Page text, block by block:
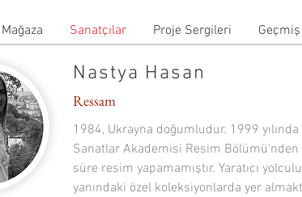
Mağaza Sanatçılar Proje Sergileri
Nastya Hasan
Ressam
1984, Ukrayna doğumludur. 1999
Sanatlar Akademisi Resim
süre resim yapamamıştır. Yaratıcı
yanındaki özel koleksiyonlarda yer